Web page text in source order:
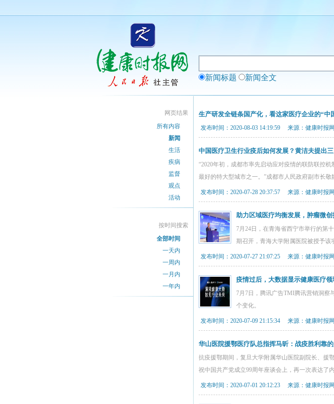
新闻标题 新闻全文
网页结果
所有内容
新闻
生活
疾病
监督
观点
活动
按时间搜索
全部时间
一天内
一周内
一月内
一年内
生产研发全链条国产化，看这家医疗企业的“中
发布时间：2020-08-03 14:19:59 来源：健康时报网
中国医疗卫生行业疫后如何发展？黄洁夫提出
“2020年初，成都市率先启动应对疫情的联防联控
最好的特大型城市之一。”成都市人民政府副市长敬
发布时间：2020-07-28 20:37:57 来源：健康时报网
助力区域医疗均衡发展，肿瘤微
7月24日，在青海省西宁市举行的第
期召开，青海大学附属医院被授予该
发布时间：2020-07-27 21:07:25 来源：健康时报网
疫情过后，大数据显示健康医疗
7月7日，腾讯广告TMI腾讯营销洞察
个变化。
发布时间：2020-07-09 21:15:34 来源：健康时报网
华山医院援鄂医疗队总指挥马昕：战疫胜利靠
抗疫援鄂期间，复旦大学附属华山医院副院长、援
祝中国共产党成立99周年座谈会上，再一次表达了
发布时间：2020-07-01 20:12:23 来源：健康时报网